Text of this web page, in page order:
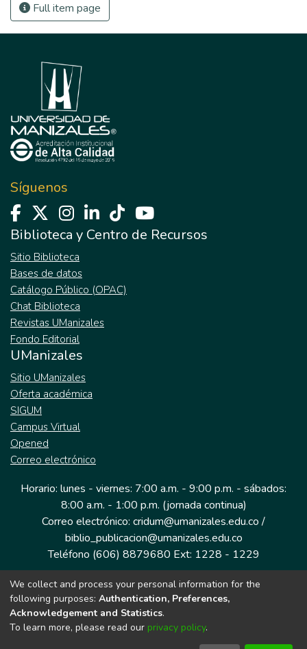
Full item page
Síguenos
Biblioteca y Centro de Recursos
Sitio Biblioteca
Bases de datos
Catálogo Público (OPAC)
Chat Biblioteca
Revistas UManizales
Fondo Editorial
UManizales
Sitio UManizales
Oferta académica
SIGUM
Campus Virtual
Opened
Correo electrónico
Horario: lunes - viernes: 7:00 a.m. - 9:00 p.m. - sábados:
8:00 a.m. - 1:00 p.m. (jornada continua)
Correo electrónico: cridum@umanizales.edu.co /
biblio_publicacion@umanizales.edu.co
Teléfono (606) 8879680 Ext: 1228 - 1229
Dirección: Cra 9 a # 19-03 Edificio histórico, piso 1
Manizales, Caldas
Colombia.
We collect and process your personal information for the
following purposes: Authentication, Preferences,
Acknowledgement and Statistics.
To learn more, please read our privacy policy.